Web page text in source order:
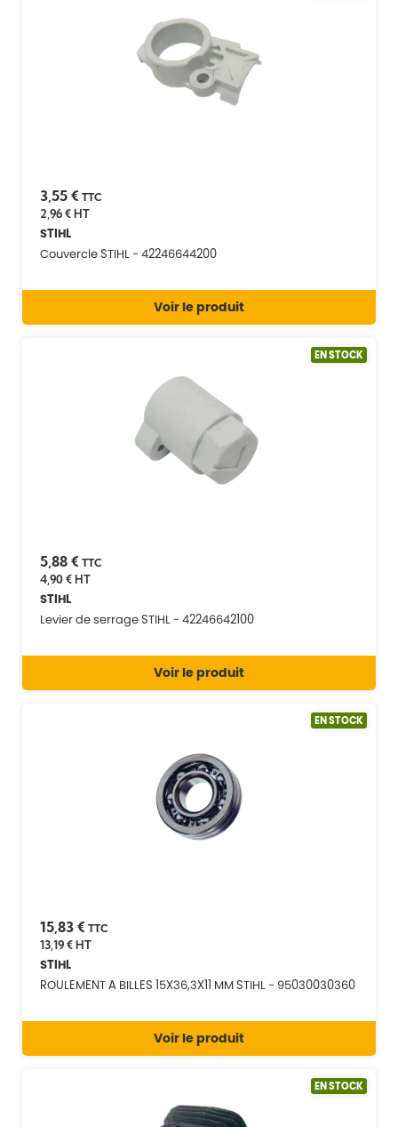
3,55 € TTC
2,96 €HT
STIHL
Couvercle STIHL - 42246644200
Voir le produit
EN STOCK
5,88 € TTC
4,90 €HT
STIHL
Levier de serrage STIHL - 42246642100
Voir le produit
EN STOCK
15,83 € TTC
13,19 €HT
STIHL
ROULEMENT A BILLES 15X36,3X11 MM STIHL - 95030030360
Voir le produit
EN STOCK